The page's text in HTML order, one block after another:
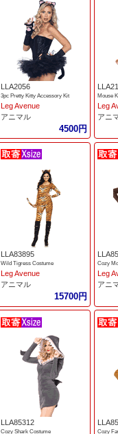
LLA2056
3pc Pretty Kitty Accessory Kit
Leg Avenue
アニマル
4500円
Mouse
Leg
アニ
LLA83895
Wild Tigress Costume
Leg Avenue
アニマル
15700円
Cozy
Leg
アニ
LLA85312
Cozy Shark Costume Cozy